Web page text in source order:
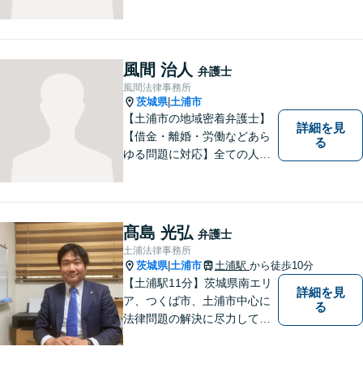
【地域に根差し他弁護士】的
確なアドバイスやサポートで
ご相談者様のお役に立てるよ
う尽力します。
風間 治人 弁護士
風間法律事務所
茨城県| 土浦市
【土浦市の地域密着弁護士】
【借金・離婚・労働などあら
ゆる問題に対応】全ての人へ
の将来を見据えた、納得の解
決を目指します。まずはお気
軽にご相談ください。【駐車
場有】
詳細を見
る
髙島 光弘 弁護士
土浦法律事務所
茨城県| 土浦市 土浦駅 から徒歩10分
【土浦駅11分】茨城県南エリ
ア、つくば市、土浦市中心に
法律問題の解決に尽力してお
詳細を見
る